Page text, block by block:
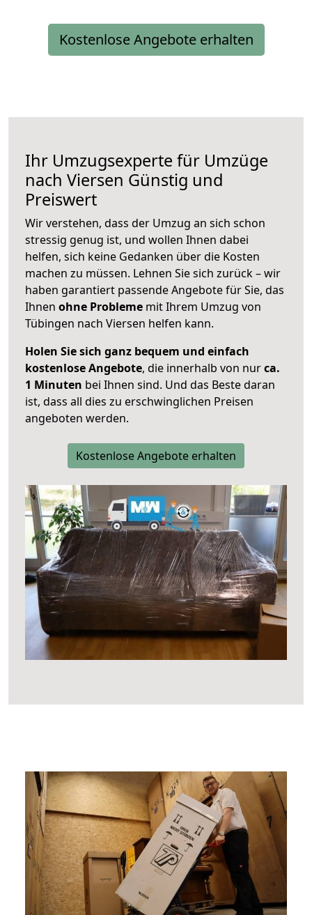
Kostenlose Angebote erhalten
Ihr Umzugsexperte für Umzüge
nach Viersen Günstig und
Preiswert
Wir verstehen, dass der Umzug an sich schon
stressig genug ist, und wollen Ihnen dabei
helfen, sich keine Gedanken über die Kosten
machen zu müssen. Lehnen Sie sich zurück – wir
haben garantiert passende Angebote für Sie, das
Ihnen ohne Probleme mit Ihrem Umzug von
Tübingen nach Viersen helfen kann.
Holen Sie sich ganz bequem und einfach
kostenlose Angebote, die innerhalb von nurca.
1 Minuten bei Ihnen sind. Und das Beste daran
ist, dass all dies zu erschwinglichen Preisen
angeboten werden.
Kostenlose Angebote erhalten